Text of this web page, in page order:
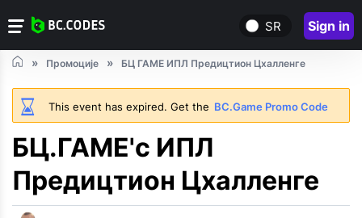
SR Sign in
Промоције БЦ ГАМЕ ИПЛ Предицтион Цхалленге
This event has expired. Get the BC.Game Promo Code
БЦ.ГАМЕ'с ИПЛ
Предицтион Цхалленге